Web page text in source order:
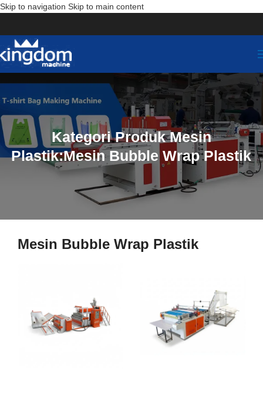
Skip to navigation Skip to main content
Kategori Produk Mesin
Plastik:Mesin Bubble Wrap Plastik
Mesin Bubble Wrap Plastik